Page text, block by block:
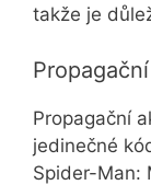
takže je
Propagační
jedinečné
Spider-Man: